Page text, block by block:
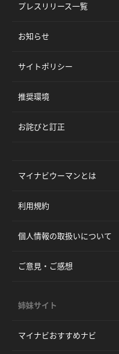
プレスリリース一覧
お知らせ
サイトポリシー
推奨環境
お詫びと訂正
マイナビウーマンとは
利用規約
個人情報の取扱いについて
ご意見・ご感想
姉妹サイト
マイナビおすすめナビ